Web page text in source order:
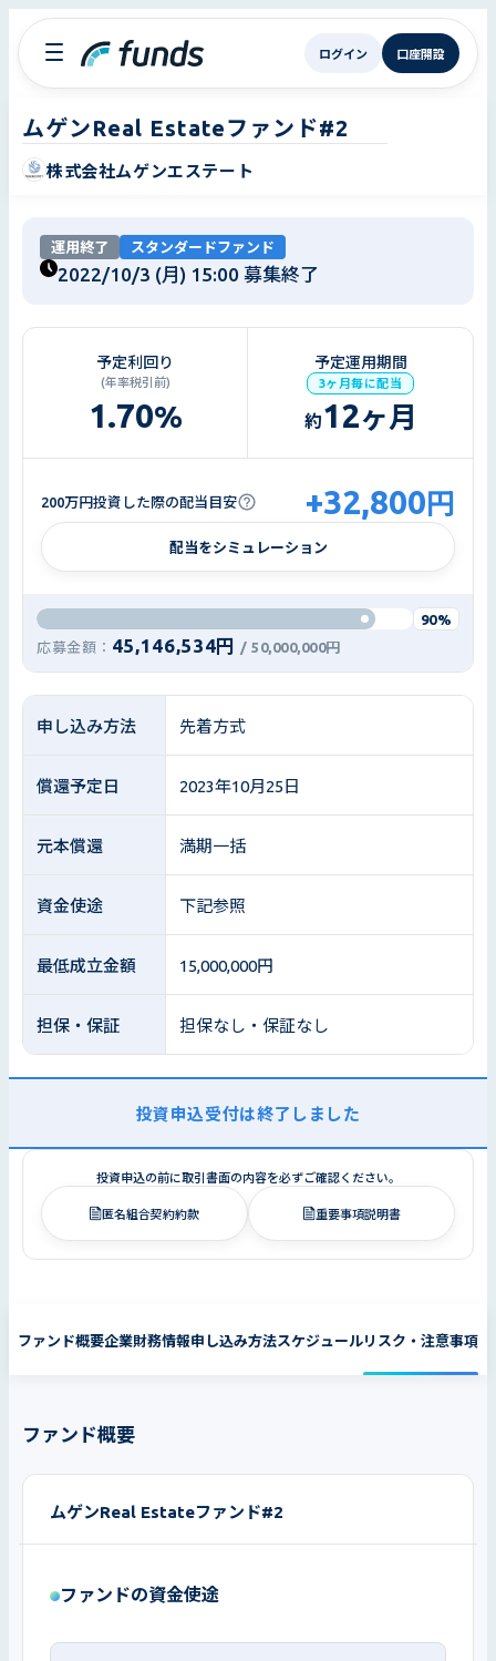
ログイン 口座開設
ムゲンReal Estateファンド#2
株式会社ムゲンエステート
運用終了 スタンダードファンド
2022/10/3 (月) 15:00 募集終了
予定利回り
(年率税引前)
1.70%
予定運用期間
3ヶ月毎に配当
約12ヶ月
200万円投資した際の配当目安 +32,800 円
配当をシミュレーション
90%
応募金額： 45,146,534円 /50,000,000円
申し込み方法 先着方式
償還予定日 2023年10月25日
元本償還 満期一括
資金使途 下記参照
最低成立金額 15,000,000円
担保・保証 担保なし・保証なし
投資申込受付は終了しました
投資申込の前に取引書面の内容を必ずご確認ください。
匿名組合契約約款 重要事項説明書
ファンド概要企業財務情報申し込み方法スケジュールリスク・注意事項
ファンド概要
ムゲンReal Estateファンド#2
ファンドの資金使途